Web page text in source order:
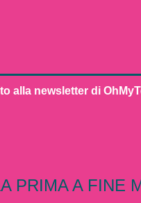
alla newsletter di
PRIMA A FINE